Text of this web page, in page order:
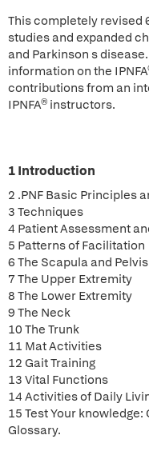
This completely revised
studies and expanded
and Parkinson s
information on the
contributions from an
IPNFA® instructors.
1 Introduction
2 .PNF Basic Principles
3 Techniques
4 Patient Assessment
5 Patterns of Facilitation
6 The Scapula and Pelvis
7 The Upper Extremity
8 The Lower Extremity
9 The Neck
10 The Trunk
11 Mat Activities
12 Gait Training
13 Vital Functions
14 Activities of Daily
15 Test Your
Glossary.